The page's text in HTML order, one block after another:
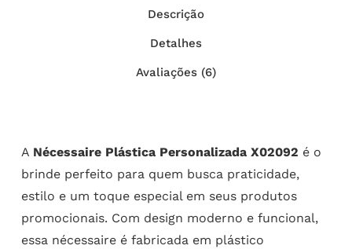
Descrição
Detalhes
Avaliações (6)
A Nécessaire Plástica Personalizada X02092 é o
brinde perfeito para quem busca praticidade,
estilo e um toque especial em seus produtos
promocionais. Com design moderno e funcional,
essa nécessaire é fabricada em plástico